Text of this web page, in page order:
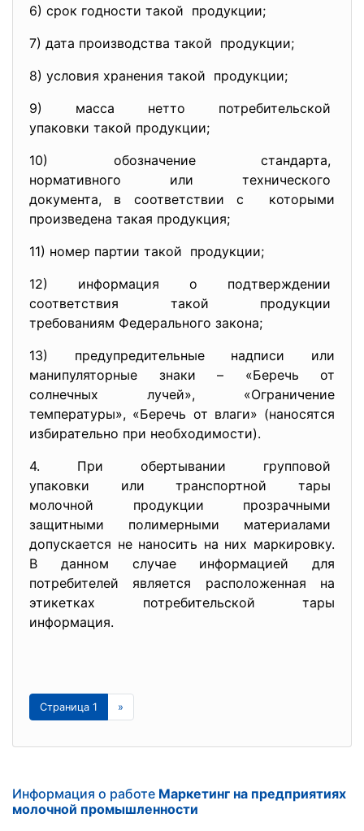
6) срок годности такой продукции;
7) дата производства такой продукции;
8) условия хранения такой продукции;
9) масса нетто потребительской
упаковки такой продукции;
10) обозначение стандарта,
нормативного или технического
документа, в соответствии с которыми
произведена такая продукция;
11) номер партии такой продукции;
12) информация о подтверждении
соответствия такой продукции
требованиям Федерального закона;
13) предупредительные надписи или
манипуляторные знаки – «Беречь от
солнечных лучей», «Ограничение
температуры», «Беречь от влаги» (наносятся
избирательно при необходимости).
4. При обертывании групповой
упаковки или транспортной тары
молочной продукции прозрачными
защитными полимерными материалами
допускается не наносить на них маркировку.
В данном случае информацией для
потребителей является расположенная на
этикетках потребительской тары
информация.
Страница 1 »
Информация о работе Маркетинг на предприятиях
молочной промышленности